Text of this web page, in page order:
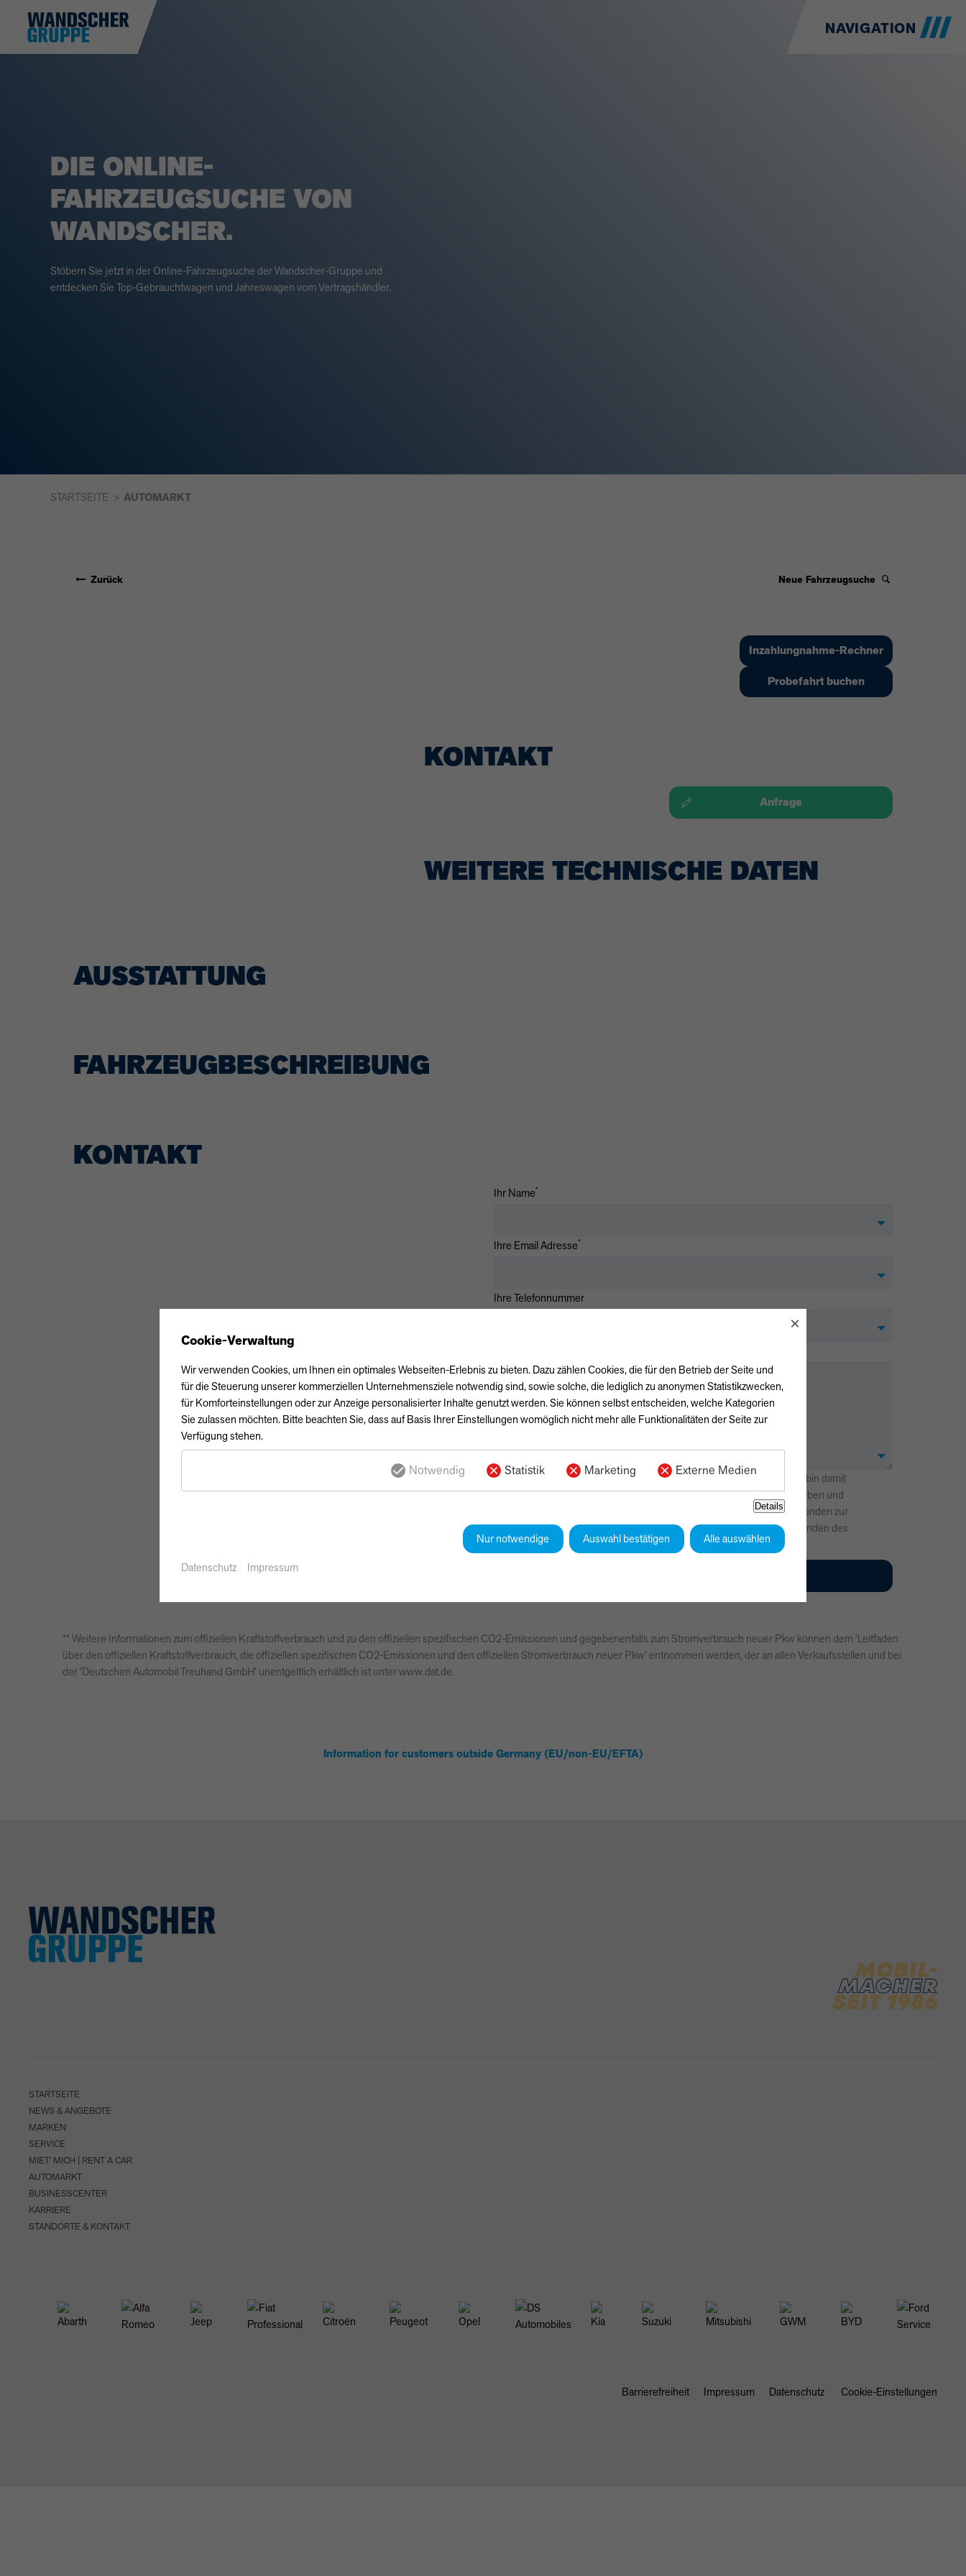
NAVIGATION
DIE ONLINE-
FAHRZEUGSUCHE VON
WANDSCHER.
Stöbern Sie jetzt in der Online-Fahrzeugsuche der Wandscher-Gruppe und
entdecken Sie Top-Gebrauchtwagen und Jahreswagen vom Vertragshändler.
STARTSEITE AUTOMARKT
Zurück Neue Fahrzeugsuche
Inzahlungnahme-Rechner
Probefahrt buchen
KONTAKT
Anfrage
WEITERE TECHNISCHE DATEN
AUSSTATTUNG
FAHRZEUGBESCHREIBUNG
KONTAKT
Ihr Name*
Ihre Email Adresse*
Ihre Telefonnummer
Ja, ich habe dieDatenschutzerklärung zur Kenntnis genommen und bin damit
einverstanden, dass die von mir angegebenen Daten elektronisch erhoben und
gespeichert werden. Meine Daten werden dabei nur streng zweckgebunden zur
Bearbeitung und Beantwortung meiner Anfrage benutzt. Mit dem Absenden des
Kontaktformulars erkläre ich mich mit der Verarbeitung einverstanden.
** Weitere Informationen zum offiziellen Kraftstoffverbrauch und zu den offiziellen spezifischen CO2-Emissionen und gegebenenfalls zum Stromverbrauch neuer Pkw können dem 'Leitfaden
über den offiziellen Kraftstoffverbrauch, die offiziellen spezifischen CO2-Emissionen und den offiziellen Stromverbrauch neuer Pkw' entnommen werden, der an allen Verkaufsstellen und bei
der 'Deutschen Automobil Treuhand GmbH' unentgeltlich erhältlich ist unter www.dat.de.
Information for customers outside Germany (EU/non-EU/EFTA)
STARTSEITE
NEWS & ANGEBOTE
MARKEN
SERVICE
MIET' MICH | RENT A CAR
AUTOMARKT
BUSINESSCENTER
KARRIERE
STANDORTE & KONTAKT
Barrierefreiheit Impressum Datenschutz Cookie-Einstellungen
Cookie-Verwaltung
×
Wir verwenden Cookies, um Ihnen ein optimales Webseiten-Erlebnis zu bieten. Dazu zählen Cookies, die für den Betrieb der Seite und
für die Steuerung unserer kommerziellen Unternehmensziele notwendig sind, sowie solche, die lediglich zu anonymen Statistikzwecken,
für Komforteinstellungen oder zur Anzeige personalisierter Inhalte genutzt werden. Sie können selbst entscheiden, welche Kategorien
Sie zulassen möchten. Bitte beachten Sie, dass auf Basis Ihrer Einstellungen womöglich nicht mehr alle Funktionalitäten der Seite zur
Verfügung stehen.
Notwendig Statistik Marketing Externe Medien
Details
Nur notwendige Auswahl bestätigen Alle auswählen
Datenschutz Impressum